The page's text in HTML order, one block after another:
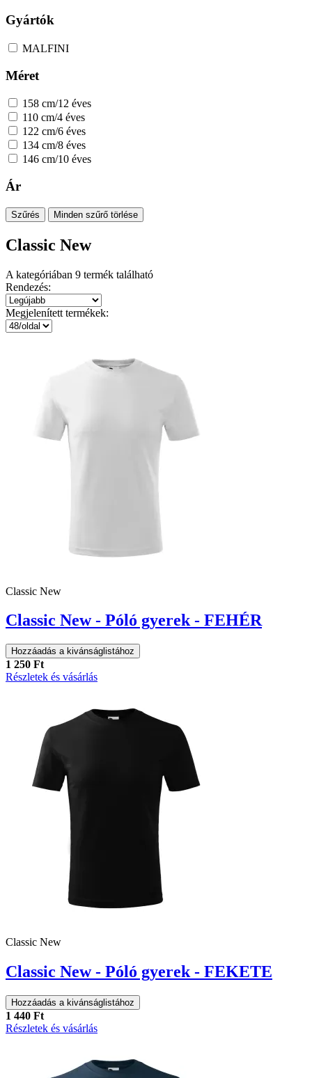
Gyártók
MALFINI
Méret
158 cm/12 éves
110 cm/4 éves
122 cm/6 éves
134 cm/8 éves
146 cm/10 éves
Ár
Szűrés Minden szűrő törlése
Classic New
A kategóriában 9 termék található
Rendezés:
Megjelenített termékek:
Classic New
Classic New - Póló gyerek - FEHÉR
Hozzáadás a kivánságlistához
1 250 Ft
Részletek és vásárlás
Classic New
Classic New - Póló gyerek - FEKETE
Hozzáadás a kivánságlistához
1 440 Ft
Részletek és vásárlás